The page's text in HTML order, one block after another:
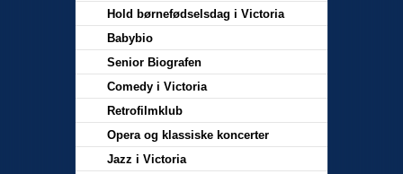
Hold børnefødselsdag i Victoria
Babybio
Senior Biografen
Comedy i Victoria
Retrofilmklub
Opera og klassiske koncerter
Jazz i Victoria